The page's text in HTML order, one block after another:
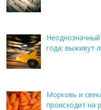
года: выживут
Морковь и
происходит на